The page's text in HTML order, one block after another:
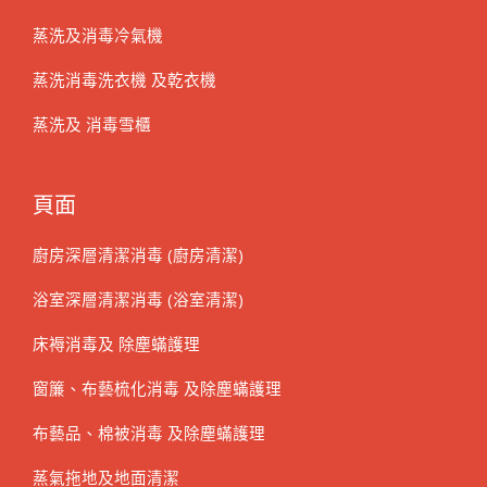
蒸洗及消毒冷氣機
蒸洗消毒洗衣機 及乾衣機
蒸洗及 消毒雪櫃
頁面
廚房深層清潔消毒 (廚房清潔)
浴室深層清潔消毒 (浴室清潔)
床褥消毒及 除塵蟎護理
窗簾、布藝梳化消毒 及除塵蟎護理
布藝品、棉被消毒 及除塵蟎護理
蒸氣拖地及地面清潔